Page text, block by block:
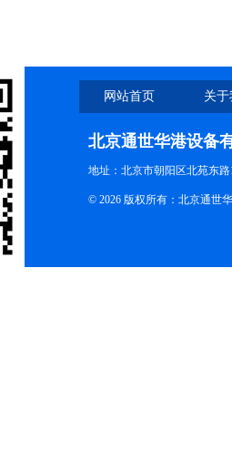
网站首页 关
北京通世华港设备
地址：北京市朝阳区北苑东路
© 2026 版权所有：北京通世